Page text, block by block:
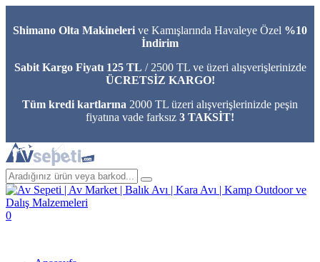
Shimano Olta Makineleri ve Kamışlarında Havaleye Özel %10
İndirim
Sabit Kargo Fiyatı 125 TL / 2500 TL ve üzeri alışverişlerinizde
ÜCRETSİZ KARGO!
Tüm kredi kartlarına 2000 TL üzeri alışverişlerinizde peşin
fiyatına vade farksız 3 TAKSİT!
0